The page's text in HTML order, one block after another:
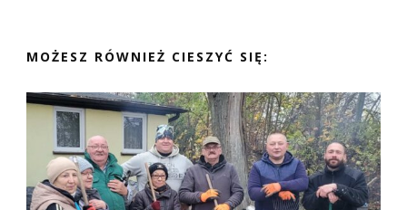
MOŻESZ RÓWNIEŻ CIESZYĆ SIĘ: